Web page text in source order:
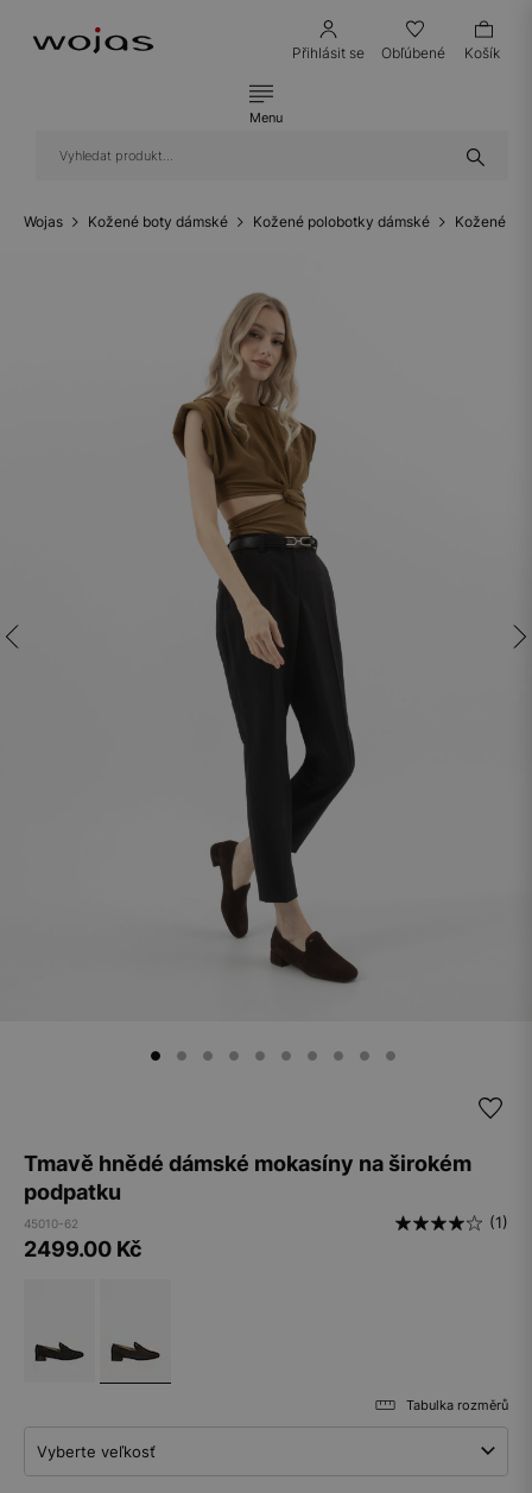
Přihlásit se Obľúbené Košík
Menu
Wojas Kožené boty dámské Kožené polobotky dámské Kožené
Tmavě hnědé dámské mokasíny na širokém
podpatku
45010-62 (1)
2499.00 Kč
Tabulka rozměrů
Vyberte veľkosť